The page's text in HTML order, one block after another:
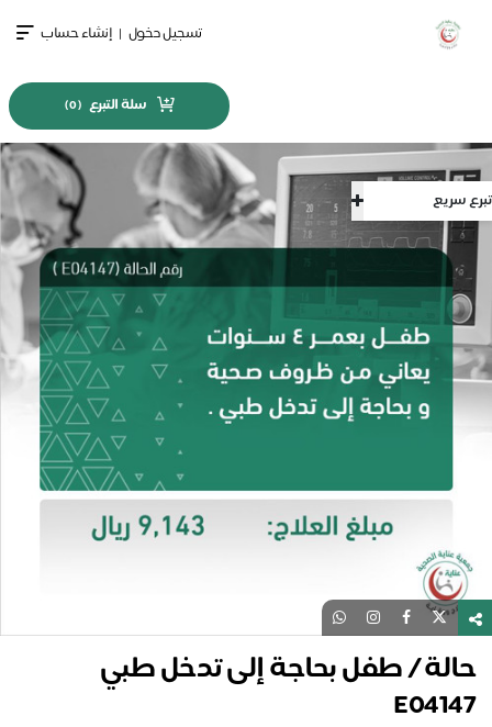
تبرع سريع
تسجيل دخول | إنشاء حساب
سلة التبرع (
0
)
حالة / طفل بحاجة إلى تدخل طبي
E04147